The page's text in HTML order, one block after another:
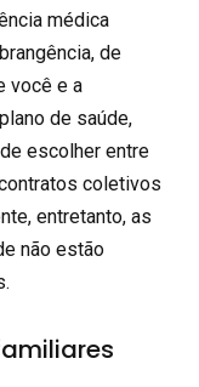
médica
de
você e a
de saúde,
escolher entre
coletivos
entretanto, as
não estão